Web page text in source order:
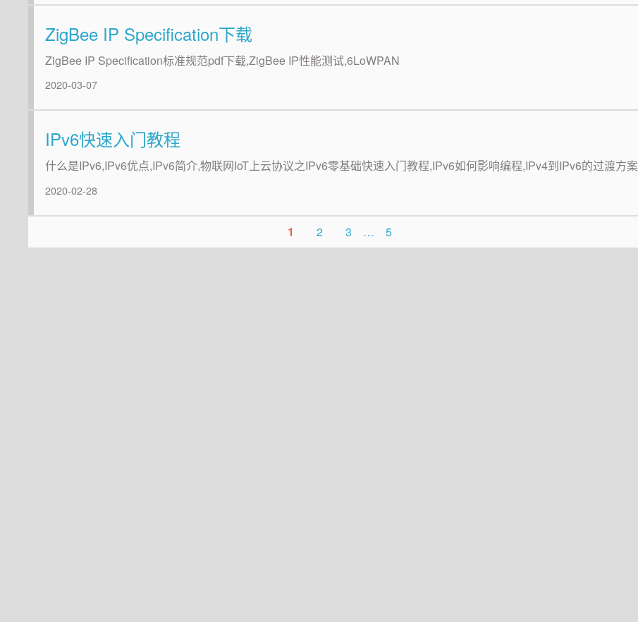
ZigBee IP Specification下载
ZigBee IP Specification标准规范pdf下载,ZigBee IP性能测试,6LoWPAN
2020-03-07
IPv6快速入门教程
什么是IPv6,IPv6优点,IPv6简介,物联网IoT上云协议之IPv6零基础快速入门教程,IPv6如何影响编程,IPv4到IPv6的过渡方案
2020-02-28
1 2 3 … 5